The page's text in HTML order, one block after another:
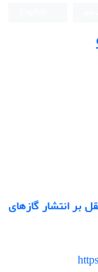
بر انتشار گازهای